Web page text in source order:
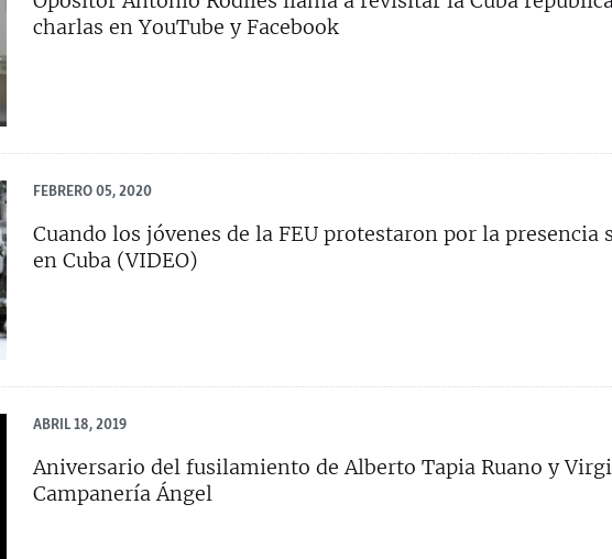
charlas en YouTube y Facebook
FEBRERO 05, 2020
Cuando los jóvenes de la FEU protestaron por la presencia
en Cuba (VIDEO)
ABRIL 18, 2019
Aniversario del fusilamiento de Alberto Tapia Ruano y
Campanería Ángel